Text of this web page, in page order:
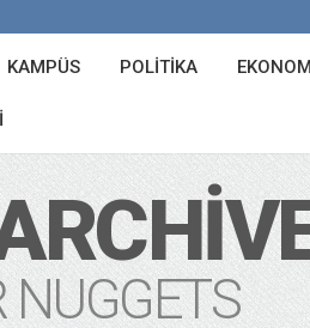
KAMPÜS POLITIKA
NUGGETS